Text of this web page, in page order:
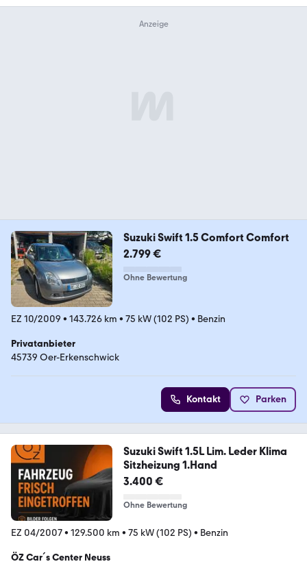
Suzuki Swift 1.5 Comfort Comfort
2.799 €
Ohne Bewertung
EZ 10/2009 • 143.726 km • 75 kW (102 PS) • Benzin
Privatanbieter
45739 Oer-Erkenschwick
Kontakt Parken
Suzuki Swift 1.5L Lim. Leder Klima
Sitzheizung 1.Hand
3.400 €
Ohne Bewertung
EZ 04/2007• 129.500 km • 75 kW (102 PS) • Benzin
ÖZ Car´s Center Neuss